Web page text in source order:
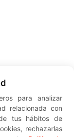
- Información sobre
y su Cantera
para analizar
relacionada con
tus hábitos de
rechazarlas